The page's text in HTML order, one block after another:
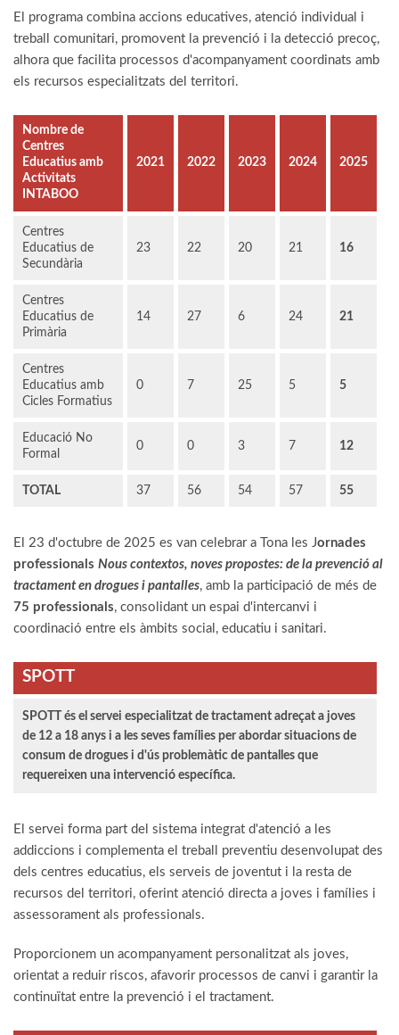
El programa combina accions educatives, atenció individual i
treball comunitari, promovent la prevenció i la detecció precoç,
alhora que facilita processos d'acompanyament coordinats amb
els recursos especialitzats del territori.
Nombre de
Centres
Educatius amb
Activitats
INTABOO
2021 2022 2023 2024 2025
Centres
Educatius de
Secundària
23 22 20 21 16
Centres
Educatius de
Primària
14 27 6 24 21
Centres
Educatius amb
Cicles Formatius
0 7 25 5 5
Educació No
Formal
0 0 3 7 12
TOTAL 37 56 54 57 55
El 23 d'octubre de 2025 es van celebrar a Tona les Jornades
professionals Nous contextos, noves propostes: de la prevenció al
tractament en drogues i pantalles, amb la participació de més de
75 professionals, consolidant un espai d'intercanvi i
coordinació entre els àmbits social, educatiu i sanitari.
SPOTT
SPOTT és el servei especialitzat de tractament adreçat a joves
de 12 a 18 anys i a les seves famílies per abordar situacions de
consum de drogues i d'ús problemàtic de pantalles que
requereixen una intervenció específica.
El servei forma part del sistema integrat d'atenció a les
addiccions i complementa el treball preventiu desenvolupat des
dels centres educatius, els serveis de joventut i la resta de
recursos del territori, oferint atenció directa a joves i famílies i
assessorament als professionals.
Proporcionem un acompanyament personalitzat als joves,
orientat a reduir riscos, afavorir processos de canvi i garantir la
continuïtat entre la prevenció i el tractament.